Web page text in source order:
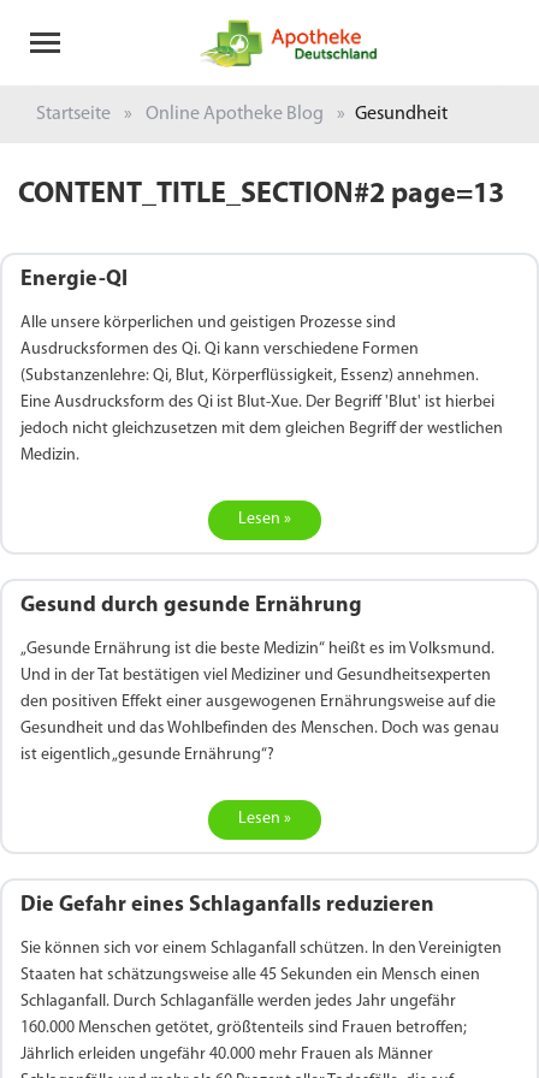
Startseite Online Apotheke Blog Gesundheit
CONTENT_TITLE_SECTION#2 page=13
Energie-QI
Alle unsere körperlichen und geistigen Prozesse sind
Ausdrucksformen des Qi. Qi kann verschiedene Formen
(Substanzenlehre: Qi, Blut, Körperflüssigkeit, Essenz) annehmen.
Eine Ausdrucksform des Qi ist Blut-Xue. Der Begriff 'Blut' ist hierbei
jedoch nicht gleichzusetzen mit dem gleichen Begriff der westlichen
Medizin.
Lesen »
Gesund durch gesunde Ernährung
„Gesunde Ernährung ist die beste Medizin“ heißt es im Volksmund.
Und in der Tat bestätigen viel Mediziner und Gesundheitsexperten
den positiven Effekt einer ausgewogenen Ernährungsweise auf die
Gesundheit und das Wohlbefinden des Menschen. Doch was genau
ist eigentlich „gesunde Ernährung“?
Lesen »
Die Gefahr eines Schlaganfalls reduzieren
Sie können sich vor einem Schlaganfall schützen. In den Vereinigten
Staaten hat schätzungsweise alle 45 Sekunden ein Mensch einen
Schlaganfall. Durch Schlaganfälle werden jedes Jahr ungefähr
160.000 Menschen getötet, größtenteils sind Frauen betroffen;
Jährlich erleiden ungefähr 40.000 mehr Frauen als Männer